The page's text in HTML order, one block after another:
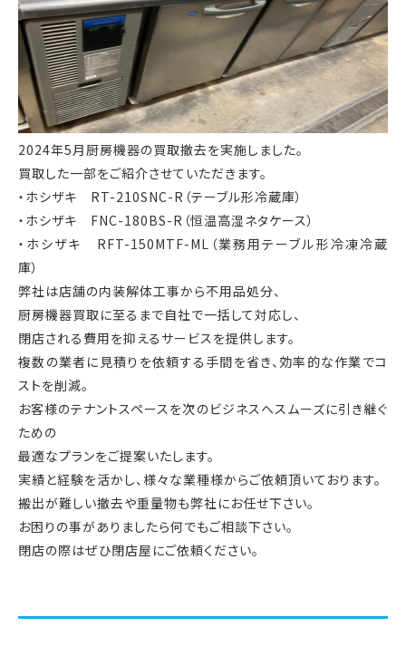
2024年5月厨房機器の買取撤去を実施しました。
買取した一部をご紹介させていただきます。
・ホシザキ RT-210SNC-R（テーブル形冷蔵庫）
・ホシザキ FNC-180BS-R（恒温高湿ネタケース）
・ホシザキ RFT-150MTF-ML（業務用テーブル形冷凍冷蔵
庫）
弊社は店舗の内装解体工事から不用品処分、
厨房機器買取に至るまで自社で一括して対応し、
閉店される費用を抑えるサービスを提供します。
複数の業者に見積りを依頼する手間を省き、効率的な作業でコ
ストを削減。
お客様のテナントスペースを次のビジネスへスムーズに引き継ぐ
ための
最適なプランをご提案いたします。
実績と経験を活かし、様々な業種様からご依頼頂いております。
搬出が難しい撤去や重量物も弊社にお任せ下さい。
お困りの事がありましたら何でもご相談下さい。
閉店の際はぜひ閉店屋にご依頼ください。